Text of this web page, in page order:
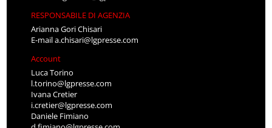
RESPONSABILE DI AGENZIA
Arianna Gori Chisari
E-maila.chisari@lgpresse.com
Account
Luca Torino
l.torino@lgpresse.com
Ivana Cretier
i.cretier@lgpresse.com
Daniele Fimiano